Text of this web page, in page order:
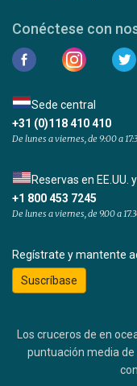
Conéctese con
Sede central
+31 (0)118 410 410
De lunes a viernes, de 9:00 a
Reservas en EE.UU.
+1 800 453 7245
De lunes a viernes, de 9.00 a
Regístrate y mantente
Suscríbase
Los cruceros de en
puntuación media de